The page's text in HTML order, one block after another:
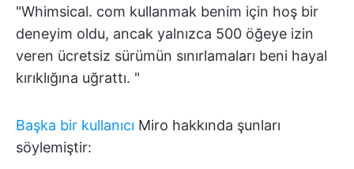
"Whimsical. com kullanmak benim için hoş bir
deneyim oldu, ancak yalnızca 500 öğeye izin
veren ücretsiz sürümün sınırlamaları beni hayal
kırıklığına uğrattı. "
Başka bir kullanıcı Miro hakkında şunları
söylemiştir: